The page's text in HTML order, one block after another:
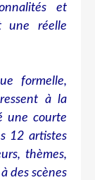
et
une réelle
formelle,
à la
une courte
12 artistes
thèmes,
des scènes